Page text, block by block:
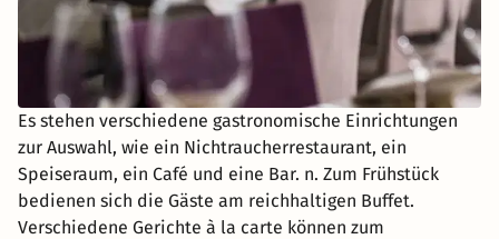
Es stehen verschiedene gastronomische Einrichtungen
zur Auswahl, wie ein Nichtraucherrestaurant, ein
Speiseraum, ein Café und eine Bar. n. Zum Frühstück
bedienen sich die Gäste am reichhaltigen Buffet.
Verschiedene Gerichte à la carte können zum